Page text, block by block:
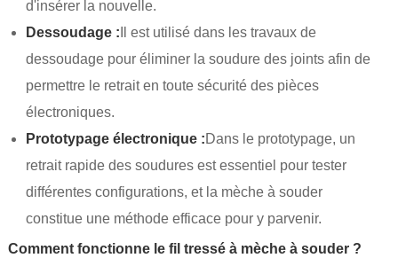
d'insérer la nouvelle.
Dessoudage : Il est utilisé dans les travaux de
dessoudage pour éliminer la soudure des joints afin de
permettre le retrait en toute sécurité des pièces
électroniques.
Prototypage électronique :Dans le prototypage, un
retrait rapide des soudures est essentiel pour tester
différentes configurations, et la mèche à souder
constitue une méthode efficace pour y parvenir.
Comment fonctionne le fil tressé à mèche à souder ?